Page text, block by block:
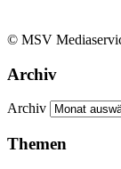
© MSV
Archiv
Archiv
Themen